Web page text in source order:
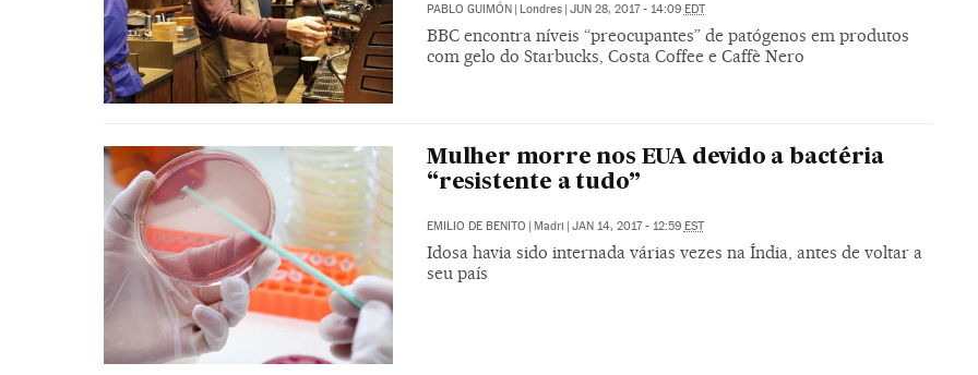
PABLO GUIMÓN | Londres | JUN 28, 2017 - 14:09 EDT
BBC encontra níveis “preocupantes” de patógenos em produtos
com gelo do Starbucks, Costa Coffee e Caffè Nero
Mulher morre nos EUA devido a bactéria
“resistente a tudo”
EMILIO DE BENITO | Madri | JAN 14, 2017 - 12:59 EST
Idosa havia sido internada várias vezes na Índia, antes de voltar a
seu país